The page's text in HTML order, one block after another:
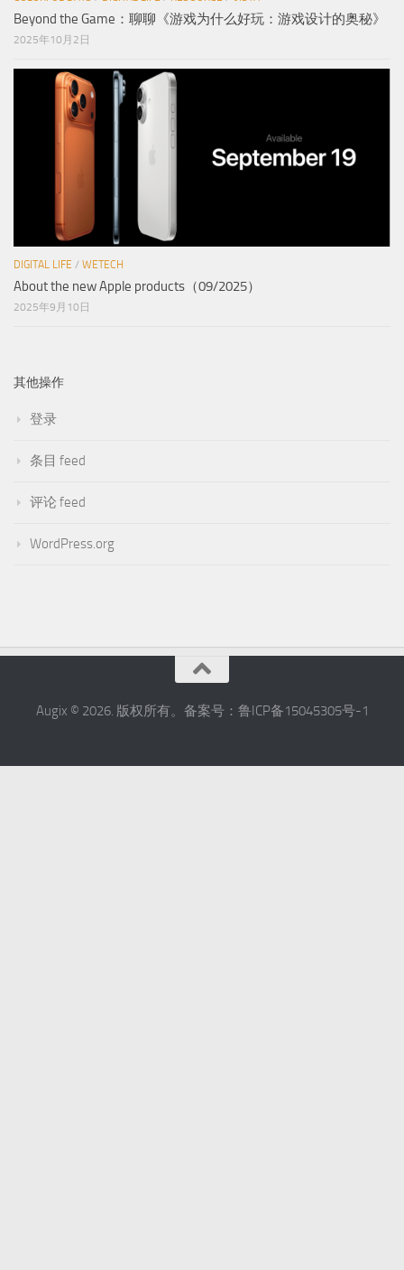
Beyond the Game：聊聊《游戏为什么好玩：游戏设计的奥秘》
2025年10月2日
DIGITAL LIFE / WETECH
About the new Apple products（09/2025）
2025年9月10日
其他操作
登录
条目 feed
评论 feed
WordPress.org
Augix © 2026. 版权所有。备案号：鲁ICP备15045305号-1